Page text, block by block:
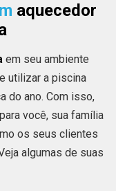
aquecedor
em seu ambiente
utilizar a piscina
do ano. Com isso,
você, sua família
os seus clientes
algumas de suas